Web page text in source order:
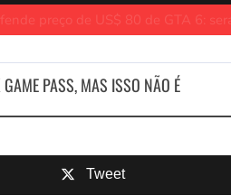
US$ 80 de GTA 6: será um
PASS, MAS ISSO NÃO É
Tweet